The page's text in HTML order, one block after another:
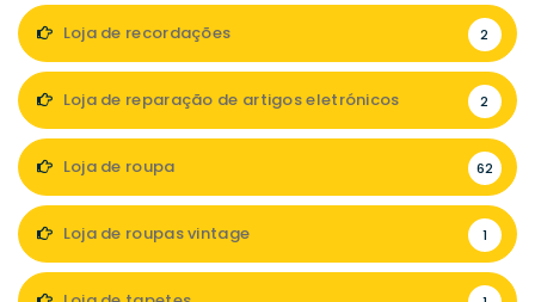
Loja de recordações 2
Loja de reparação de artigos eletrónicos 2
Loja de roupa 62
Loja de roupas vintage 1